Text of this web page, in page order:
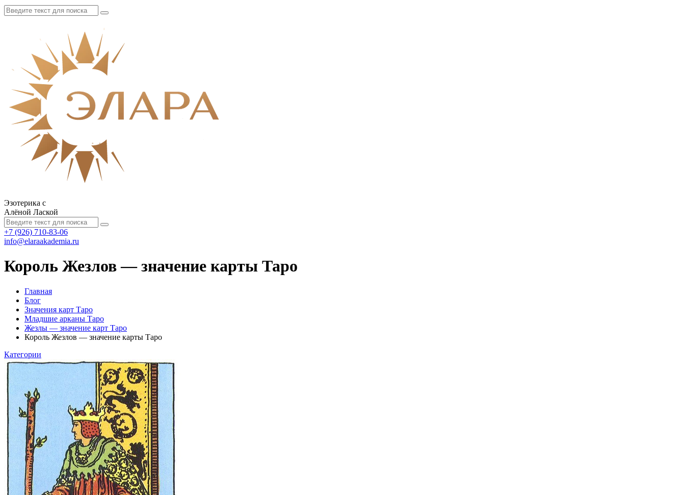
Эзотерика с
Алёной Лаской
+7 (926) 710-83-06
info@elaraakademia.ru
Король Жезлов — значение карты Таро
Главная
Блог
Значения карт Таро
Младшие арканы Таро
Жезлы — значение карт Таро
Король Жезлов — значение карты Таро
Категории